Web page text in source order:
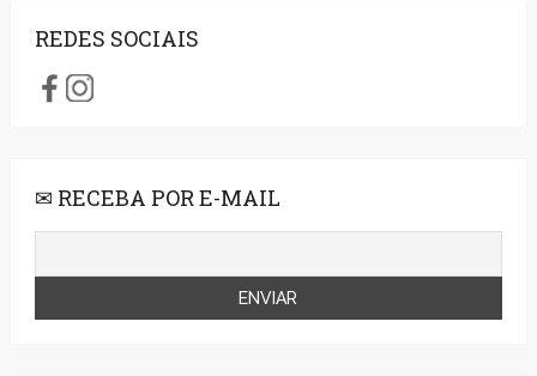
REDES SOCIAIS
✉ RECEBA POR E-MAIL